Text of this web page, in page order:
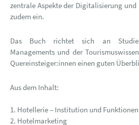
zentrale Aspekte der Digitalisierung
zudem ein.
Das Buch richtet sich an
Managements und der
Quereinsteiger:innen einen guten
Aus dem Inhalt:
1. Hotellerie – Institution und Funktionen
2. Hotelmarketing